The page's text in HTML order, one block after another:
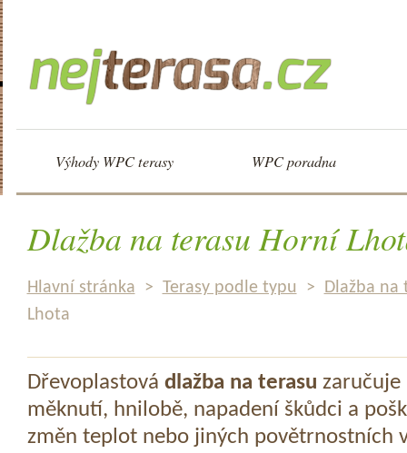
Výhody WPC terasy WPC poradna
Dlažba na terasu Horní
Hlavní stránka > Terasy podle typu >
Dlažba na
Lhota
Dřevoplastová dlažba na terasu zaručuje
měknutí, hnilobě, napadení škůdci a
změn teplot nebo jiných povětrnostních